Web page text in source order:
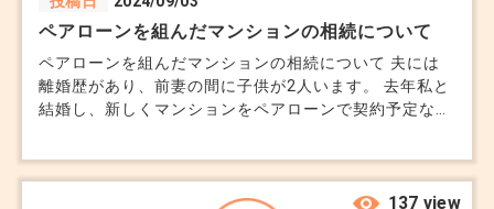
ペアローンを組んだマンションの相続について
ペアローンを組んだマンションの相続について 夫には
離婚歴があり、前妻の間に子供が2人います。 去年私と
結婚し、新しくマンションをペアローンで契約予定なの
子供にマンションの相続権は発生するのでしょうか。
将来もめたくないので、できる限り対策をしておきたい
です。 マンションの所有者を私名義、ローンは二人で
137 view